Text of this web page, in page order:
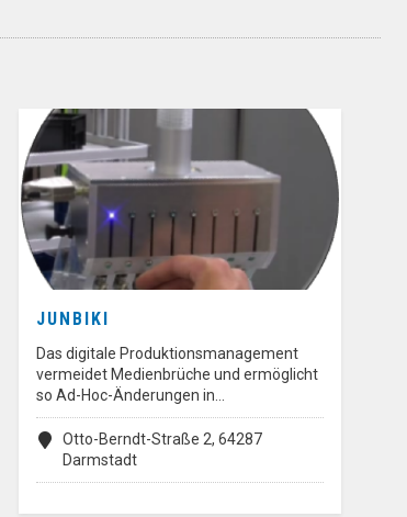
JUNBIKI
Das digitale Produktionsmanagement
vermeidet Medienbrüche und ermöglicht
so Ad-Hoc-Änderungen in…
Otto-Berndt-Straße 2, 64287
Darmstadt